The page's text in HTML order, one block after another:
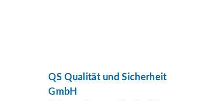
QS Qualität und Sicherheit
GmbH